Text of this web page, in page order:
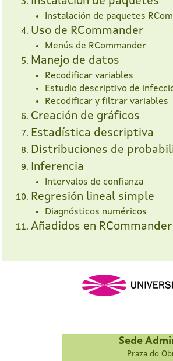
Instalación de paquetes
Uso de RCommander
Menús de RCommander
Manejo de datos
Recodificar variables
Estudio descriptivo de
Recodificar y filtrar variables
Creación de gráficos
Estadística descriptiva
Distribuciones de
Inferencia
Intervalos de confianza
Regresión lineal simple
Diagnósticos numéricos
Añadidos en RCommander
Sede
Praza do